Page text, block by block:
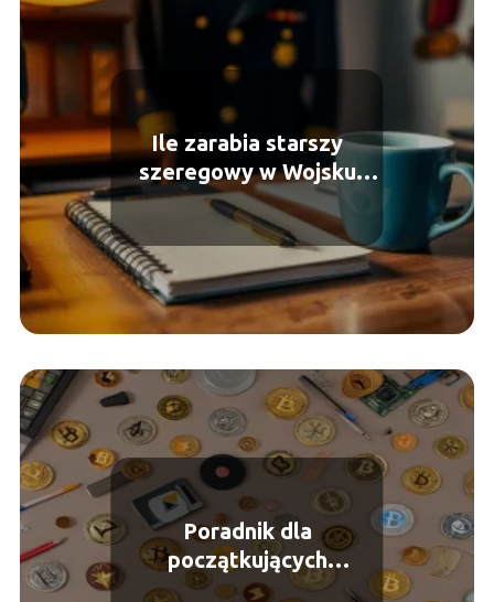
Ile zarabia starszy
szeregowy w Wojsku
Polskim?
Poradnik dla
początkujących
inwestorów w